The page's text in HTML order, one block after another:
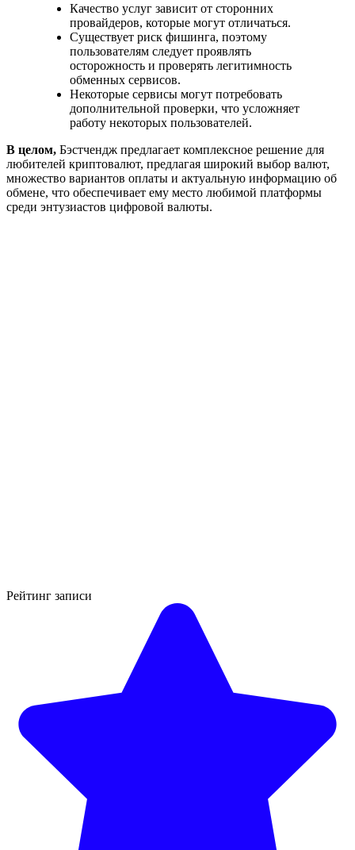
Качество услуг зависит от сторонних
провайдеров, которые могут отличаться.
Существует риск фишинга, поэтому
пользователям следует проявлять
осторожность и проверять легитимность
обменных сервисов.
Некоторые сервисы могут потребовать
дополнительной проверки, что усложняет
работу некоторых пользователей.
В целом, Бэстчендж предлагает комплексное решение для
любителей криптовалют, предлагая широкий выбор валют,
множество вариантов оплаты и актуальную информацию об
обмене, что обеспечивает ему место любимой платформы
среди энтузиастов цифровой валюты.
Рейтинг записи